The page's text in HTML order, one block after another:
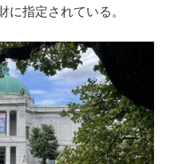
に指定されている。